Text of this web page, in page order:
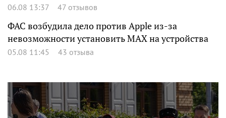
06.08 13:37 47 отзывов
ФАС возбудила дело против Apple из-за
невозможности установить MAX на устройства
05.08 11:45 43 отзыва